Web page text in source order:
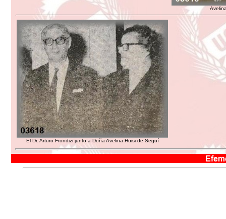
El Dr. Arturo Frondizi junto a Doña Avelina Huisi de Seguí